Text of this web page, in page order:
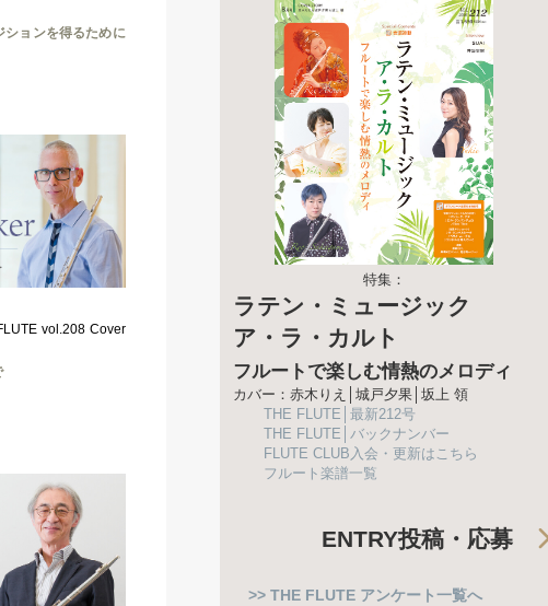
ションを得るために
vol.208 Cover
特集：
ラテン・ミュージック
ア・ラ・カルト
フルートで楽しむ情熱のメロディ
カバー：赤木りえ│城戸夕果│坂上 領
THE FLUTE│最新212号
THE FLUTE│バックナンバー
FLUTE CLUB入会・更新はこちら
フルート楽譜一覧
ENTRY投稿・応募
>> THE FLUTE アンケート一覧へ